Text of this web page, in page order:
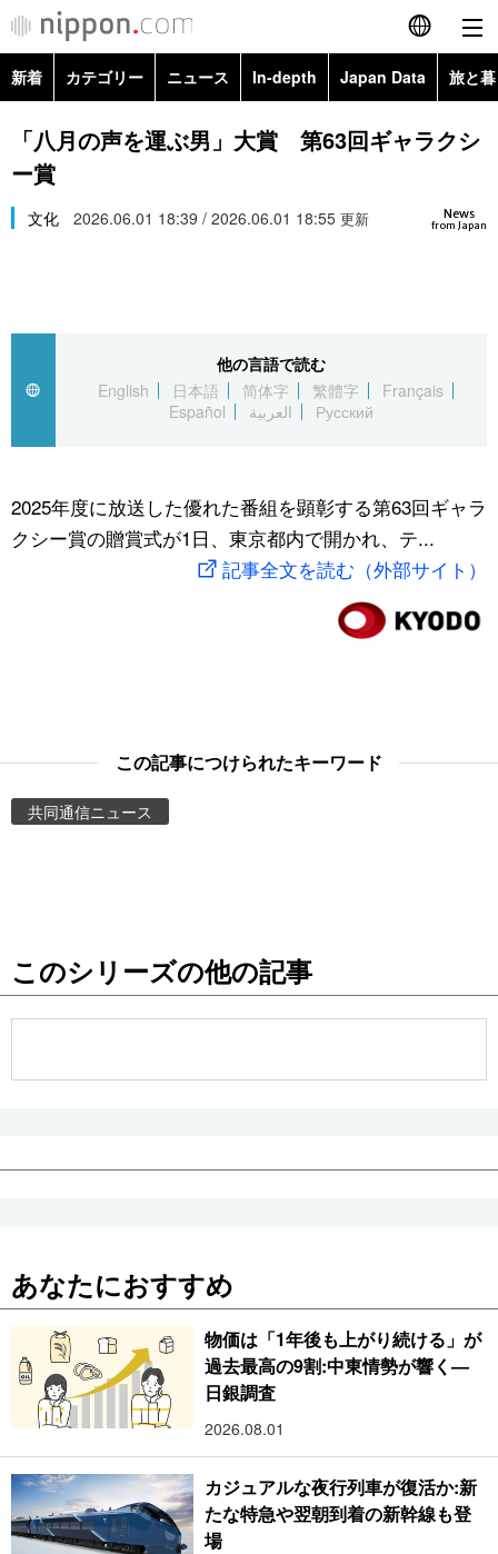
English
简体字
Русский
カテゴリー
経済・ビジネス
国際
文化
トップ
アーカイブ
In-depth
Japan Data
動画/Live
お知らせ
新着 カテゴリー ニュース In-depth Japan Data 旅と
政治・外交
経済・ビジネス
スポーツ・東京2020
Topics
「八月の声を運ぶ男」大賞 第63回ギャラクシ
ー賞
News
from Japan
文化 2026.06.01 18:39 / 2026.06.01 18:55 更新
他の言語で読む
English
日本語 简体字 繁體字
Français
Español
العربية Русский
2025年度に放送した優れた番組を顕彰する第63回ギャラ
クシー賞の贈賞式が1日、東京都内で開かれ、テ...
記事全文を読む（外部サイト）
この記事につけられたキーワード
共同通信ニュース
このシリーズの他の記事
あなたにおすすめ
物価は「1年後も上がり続ける」が
過去最高の9割:中東情勢が響く―
日銀調査
2026.08.01
カジュアルな夜行列車が復活か:新
たな特急や翌朝到着の新幹線も登
場